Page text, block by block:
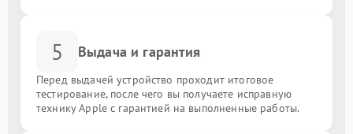
5 Выдача и гарантия
Перед выдачей устройство проходит итоговое
тестирование, после чего вы получаете исправную
технику Apple с гарантией на выполненные работы.